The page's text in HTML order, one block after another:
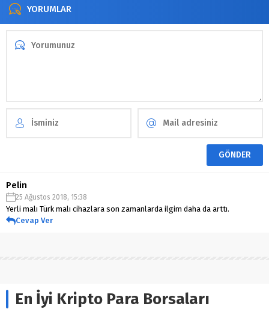
YORUMLAR
Pelin
25 Ağustos 2018, 15:38
Yerli malı Türk malı cihazlara son zamanlarda ilgim daha da arttı.
Cevap Ver
En İyi Kripto Para Borsaları